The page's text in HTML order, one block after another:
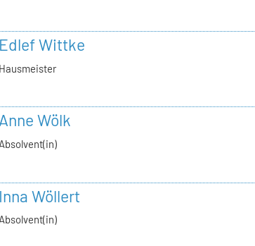
Edlef Wittke
Hausmeister
Anne Wölk
Absolvent(in)
Inna Wöllert
Absolvent(in)